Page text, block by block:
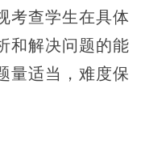
考查学生在具体
和解决问题的能
量适当，难度保